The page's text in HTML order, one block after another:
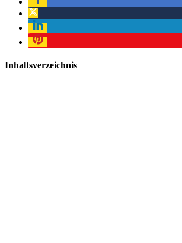
Inhaltsverzeichnis